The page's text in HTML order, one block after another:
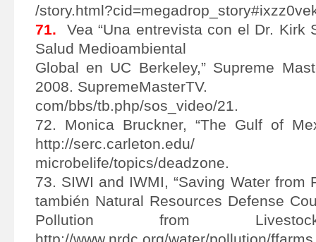
/
71. Vea “Una entrevista con el Dr. Kirk
Salud Medioambiental
Global en UC Berkeley,” Supreme
2008. SupremeMasterTV.
com/bbs/tb.php/sos_video/21.
72. Monica Bruckner, “The Gulf of
http://serc.carleton.edu/
microbelife/topics/deadzone.
73. SIWI and IWMI, “Saving Water from
también Natural Resources Defense
Pollution from